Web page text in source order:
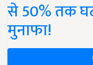
से 50% तक
मुनाफा!